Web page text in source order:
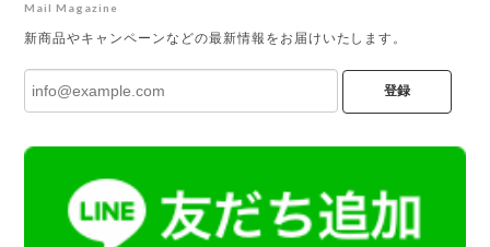
Mail Magazine
新商品やキャンペーンなどの最新情報をお届けいたします。
登録